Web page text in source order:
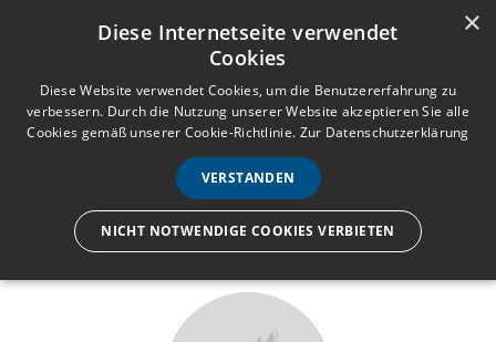
Anmelden Registrieren
e
n
ü
Wir lassen nur die Hand los,
×
Diese Internetseite verwendet
Cookies
Diese Website verwendet Cookies, um die Benutzererfahrung zu
verbessern. Durch die Nutzung unserer Website akzeptieren Sie alle
Cookies gemäß unserer Cookie-Richtlinie. Zur Datenschutzerklärung
VERSTANDEN
NICHT NOTWENDIGE COOKIES VERBIETEN